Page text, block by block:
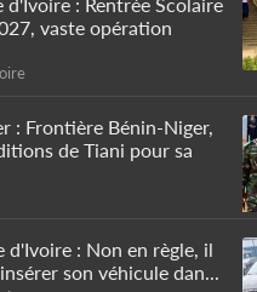
vaste opération
: Frontière Bénin-Niger,
de Tiani pour sa
d'Ivoire : Non en règle, il
son véhicule dan...